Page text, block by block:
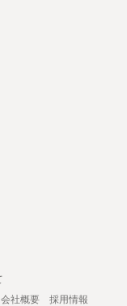
会社概要
採用情報